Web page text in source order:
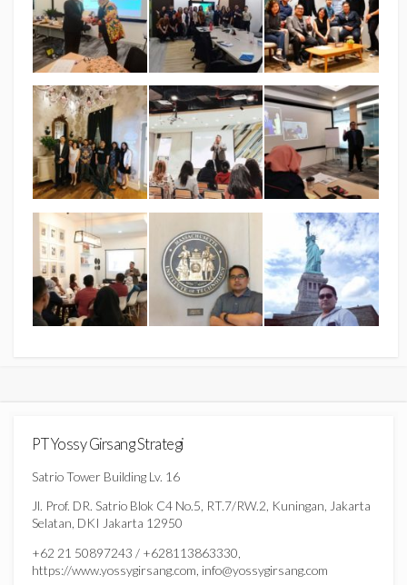
PT Yossy Girsang Strategi
Satrio Tower Building Lv. 16
Jl. Prof. DR. Satrio Blok C4 No.5, RT.7/RW.2, Kuningan, Jakarta
Selatan, DKI Jakarta 12950
+62 21 50897243 / +628113863330,
https://www.yossygirsang.com, info@yossygirsang.com